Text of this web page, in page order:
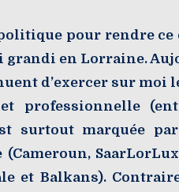
pour rendre ce
grandi en Lorraine.
d’exercer sur moi
professionnelle
surtout marquée
et Balkans).